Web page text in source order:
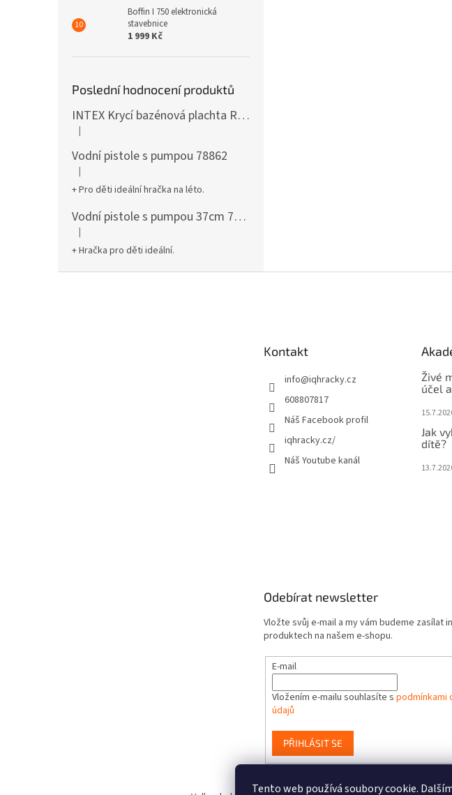
Tento web používá soubory cookie.
Boffin I 750 elektronická
stavebnice
1 999 Kč
Poslední hodnocení produktů
INTEX Krycí bazénová plachta Round 305cm 28030
Hodnocení produktu je 5 z 5 hvězdiček.
|
Vodní pistole s pumpou 78862
Hodnocení produktu je 5 z 5 hvězdiček.
|
+ Pro děti ideální hračka na léto.
Vodní pistole s pumpou 37cm 78961
Hodnocení produktu je 5 z 5 hvězdiček.
|
+ Hračka pro děti ideální.
Kontakt
info@iqhracky.cz
608807817
Náš Facebook profil
iqhracky.cz/
Náš Youtube kanál
Živé
účel
Jak
dítě?
Odebírat newsletter
Vložte svůj e-mail a my vám budeme zasílat
produktech na našem e-shopu.
E-mail
Vložením e-mailu souhlasíte s podmínkami
údajů
PŘIHLÁSIT SE